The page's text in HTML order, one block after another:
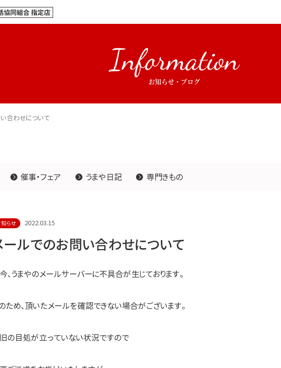
Information
お知らせ・ブログ
合わせについて
催事・フェア うまや日記 専門きもの
らせ 2022.03.15
ールでのお問い合わせについて
、うまやのメールサーバーに不具合が生じております。
ため、頂いたメールを確認できない場合がございます。
の目処が立っていない状況ですので